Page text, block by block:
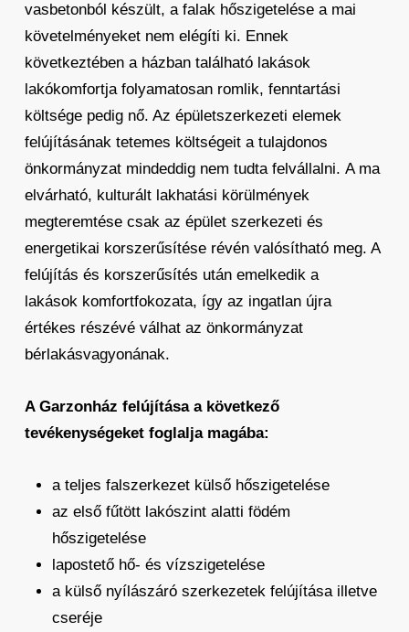
vasbetonból készült, a falak hőszigetelése a mai
követelményeket nem elégíti ki. Ennek
következtében a házban található lakások
lakókomfortja folyamatosan romlik, fenntartási
költsége pedig nő. Az épületszerkezeti elemek
felújításának tetemes költségeit a tulajdonos
önkormányzat mindeddig nem tudta felvállalni. A ma
elvárható, kulturált lakhatási körülmények
megteremtése csak az épület szerkezeti és
energetikai korszerűsítése révén valósítható meg. A
felújítás és korszerűsítés után emelkedik a
lakások komfortfokozata, így az ingatlan újra
értékes részévé válhat az önkormányzat
bérlakásvagyonának.
A Garzonház felújítása a következő
tevékenységeket foglalja magába:
a teljes falszerkezet külső hőszigetelése
az első fűtött lakószint alatti födém
hőszigetelése
lapostető hő- és vízszigetelése
a külső nyílászáró szerkezetek felújítása illetve
cseréje